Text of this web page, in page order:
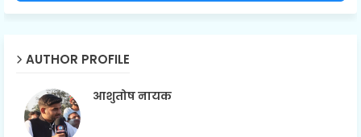
AUTHOR PROFILE
आशुतोष नायक